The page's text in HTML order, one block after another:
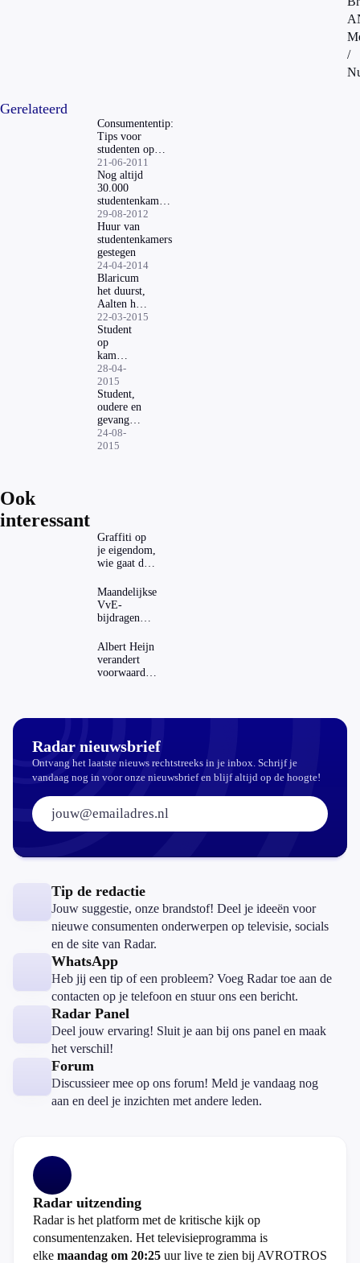
/
Gerelateerd
Consumententip:
Tips voor
studenten op
kamerjacht
21-06-2011
Nog altijd
30.000
studentenkamers
te weinig
29-08-2012
Huur van
studentenkamers
gestegen
24-04-2014
Blaricum
het duurst,
Aalten het
goedkoopst
22-03-2015
Student
op
kamers
wordt
afgezet
28-04-
2015
Student,
oudere en
gevangene
onder 1
dak
24-08-
2015
Ook
interessant
Graffiti op
je eigendom,
wie gaat dat
Maandelijkse
VvE-
bijdragen
dat invloed
op je
hypotheek?
Albert Heijn
verandert
voorwaarden
Radar nieuwsbrief
Ontvang het laatste nieuws rechtstreeks in je inbox. Schrijf je
vandaag nog in voor onze nieuwsbrief en blijf altijd op de hoogte!
E-mailadres:
Tip de redactie
Jouw suggestie, onze brandstof! Deel je ideeën voor
nieuwe consumenten onderwerpen op televisie, socials
en de site van Radar.
WhatsApp
Heb jij een tip of een probleem? Voeg Radar toe aan de
contacten op je telefoon en stuur ons een bericht.
Radar Panel
Deel jouw ervaring! Sluit je aan bij ons panel en maak
het verschil!
Forum
Discussieer mee op ons forum! Meld je vandaag nog
aan en deel je inzichten met andere leden.
Radar uitzending
Radar is het platform met de kritische kijk op
consumentenzaken. Het televisieprogramma is
elke maandag om 20:25 uur live te zien bij AVROTROS